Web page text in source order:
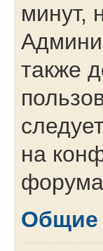
минут,
также
на
Общие